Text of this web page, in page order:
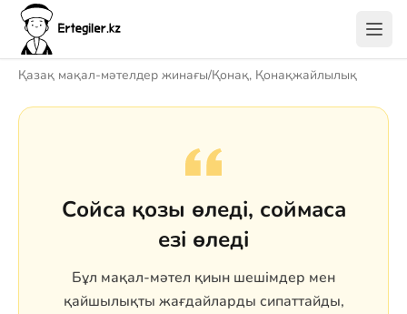
Қазақ мақал-мәтелдер жинағы/Қонақ, Қонақжайлылық
Сойса қозы өледі, соймаса
езі өледі
Бұл мақал-мәтел қиын шешімдер мен
қайшылықты жағдайларды сипаттайды,